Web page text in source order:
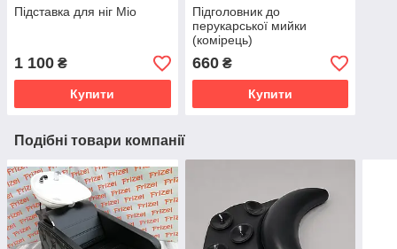
Підставка для ніг Mio
1 100 ₴
Купити
Підголовник до
перукарської мийки
(комірець)
660₴
Купити
Подібні товари компанії